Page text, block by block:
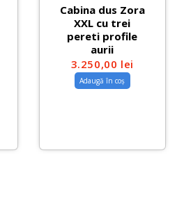
Cabina dus Zora
XXL cu trei
pereti profile
aurii
3.250,00 lei
Adaugă în coș